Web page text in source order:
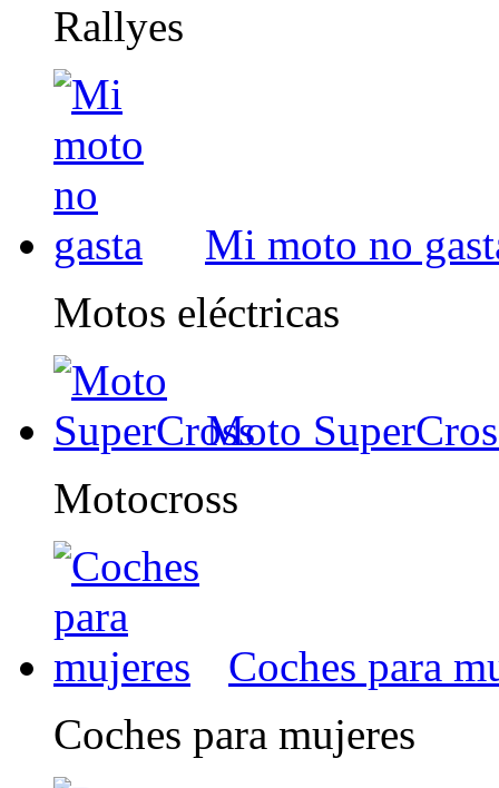
Rallyes
Mi moto no
Motos eléctricas
Moto
Motocross
Coches para
Coches para mujeres